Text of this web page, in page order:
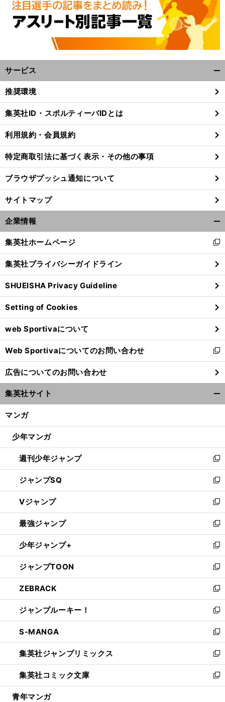
サービス
閉
る
推奨環境
集英社ID・スポルティーバIDとは
利用規約・会員規約
特定商取引法に基づく表示・その他の事項
ブラウザプッシュ通知について
サイトマップ
企業情報
閉
る
集英社ホームページ
新
し
い
ウ
ィ
ン
ド
ウ
で
開
く
集英社プライバシーガイドライン
SHUEISHA Privacy Guideline
Setting of Cookies
web Sportivaについて
Web Sportivaについてのお問い合わせ
新
し
い
ウ
ィ
ン
ウ
開
く
広告についてのお問い合わせ
集英社サイト
マンガ
少年マンガ
週刊少年ジャンプ
新
し
い
ウ
ィ
ン
ド
ウ
で
開
く
ジャンプSQ
新
し
い
ウ
ィ
ン
ド
ウ
で
開
く
Vジャンプ
新
し
い
ウ
ィ
ン
ド
ウ
で
開
く
最強ジャンプ
新
し
い
ウ
ィ
ン
ド
ウ
で
開
く
少年ジャンプ+
新
し
い
ウ
ィ
ン
ド
ウ
で
開
く
ジャンプTOON
新
し
い
ウ
ィ
ン
ド
ウ
で
開
く
ZEBRACK
新
し
い
ウ
ィ
ン
ド
ウ
で
開
ジャンプルーキー！
新
し
い
ウ
ィ
ン
ド
ウ
S-MANGA
新
し
い
ウ
ィ
ン
集英社ジャンプリミックス
新
し
い
ウ
集英社コミック文庫
新
し
青年マンガ